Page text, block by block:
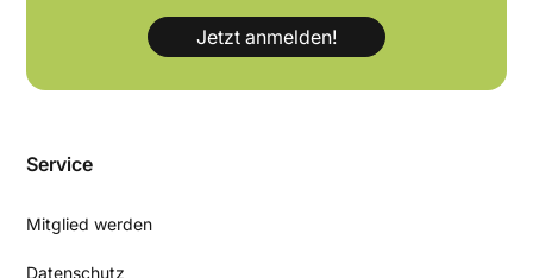
Jetzt anmelden!
Service
Mitglied werden
Datenschutz